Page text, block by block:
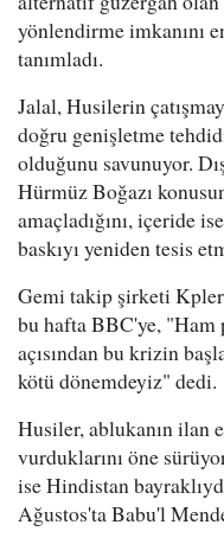
yönlendirme imkanını
tanımladı.
Jalal, Husilerin
doğru genişletme
olduğunu savunuyor.
Hürmüz Boğazı
amaçladığını, içeride
baskıyı yeniden tesis
Gemi takip şirketi
bu hafta BBC'ye,
açısından bu krizin
kötü dönemdeyiz" dedi.
Husiler, ablukanın ilan
vurduklarını öne
ise Hindistan
Ağustos'ta Babu'l